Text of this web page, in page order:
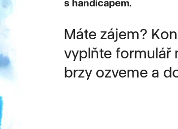
Máte zájem?
vyplňte formulář
brzy ozveme a